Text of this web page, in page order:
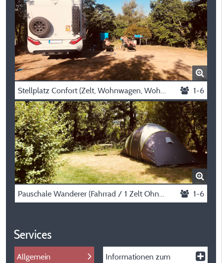
Stellplatz Confort (Zelt, Wohnwagen, Wohnmobil / 1 Auto / Strom 6A) 1-6
Pauschale Wanderer (Fahrrad / 1 Zelt Ohne Strom) 1-6
Services
Allgemein
Informationen zum